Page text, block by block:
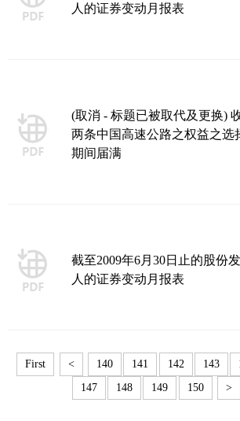
人的证券变动月报表
(取消 - 标题已被取代及更换)
两条中国高速公路之权益之选
期间届满
截至2009年6月30日止的股份
人的证券变动月报表
First < 140 141 142 143
147
148 149 150 >